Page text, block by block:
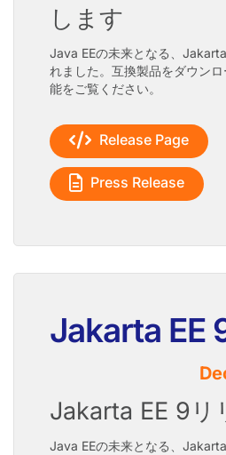
します
Java EEの未来となる、
れました。互換製品をダウン
能をご覧ください。
Release Page
Press Release
Jakarta EE
Jakarta EE 9リ
Java EEの未来となる、